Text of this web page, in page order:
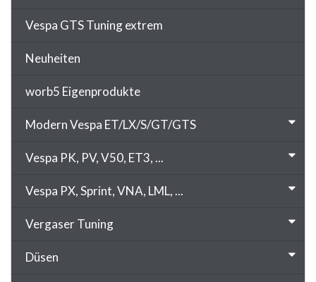
Vespa GTS Tuning extrem
Neuheiten
worb5 Eigenprodukte
Modern Vespa ET/LX/S/GT/GTS
Vespa PK, PV, V50, ET3, ...
Vespa PX, Sprint, VNA, LML, ...
Vergaser Tuning
Düsen